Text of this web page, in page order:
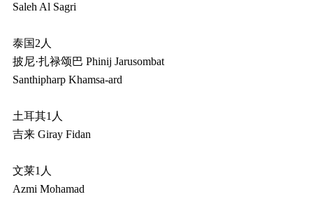
Saleh Al Sagri
泰国2人
披尼·扎禄颂巴 Phinij Jarusombat
Santhipharp Khamsa-ard
土耳其1人
吉来 Giray Fidan
文莱1人
Azmi Mohamad